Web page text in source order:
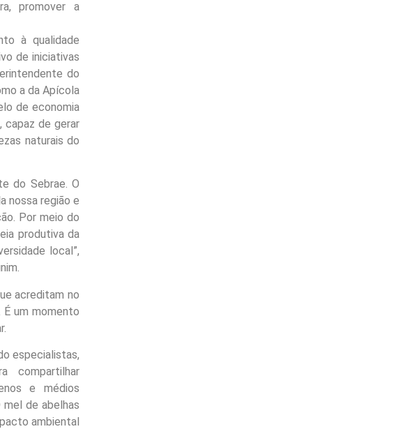
promover a
à qualidade
de iniciativas
do
a da Apícola
de economia
capaz de gerar
naturais do
do Sebrae. O
nossa região e
Por meio do
produtiva da
local”,
acreditam no
um momento
especialistas,
compartilhar
e médios
mel de abelhas
ambiental